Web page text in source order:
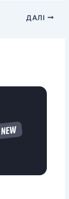
ДАЛІ